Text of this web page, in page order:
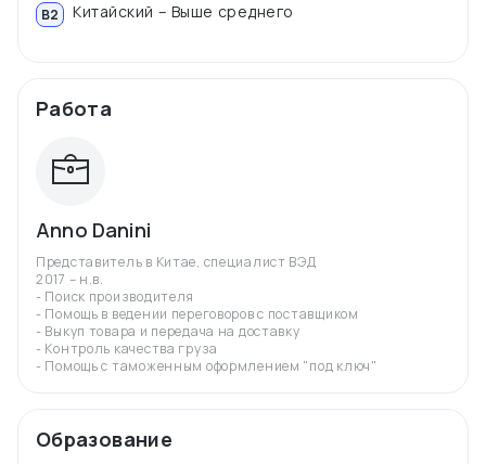
B2 Китайский – Выше среднего
Работа
Anno Danini
Представитель в Китае, специалист ВЭД
2017 – н.в.
- Поиск производителя
- Помощь в ведении переговоров с поставщиком
- Выкуп товара и передача на доставку
- Контроль качества груза
- Помощь с таможенным оформлением "под ключ"
Образование